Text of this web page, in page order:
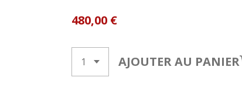
480,00 €
AJOUTER AU PANIER